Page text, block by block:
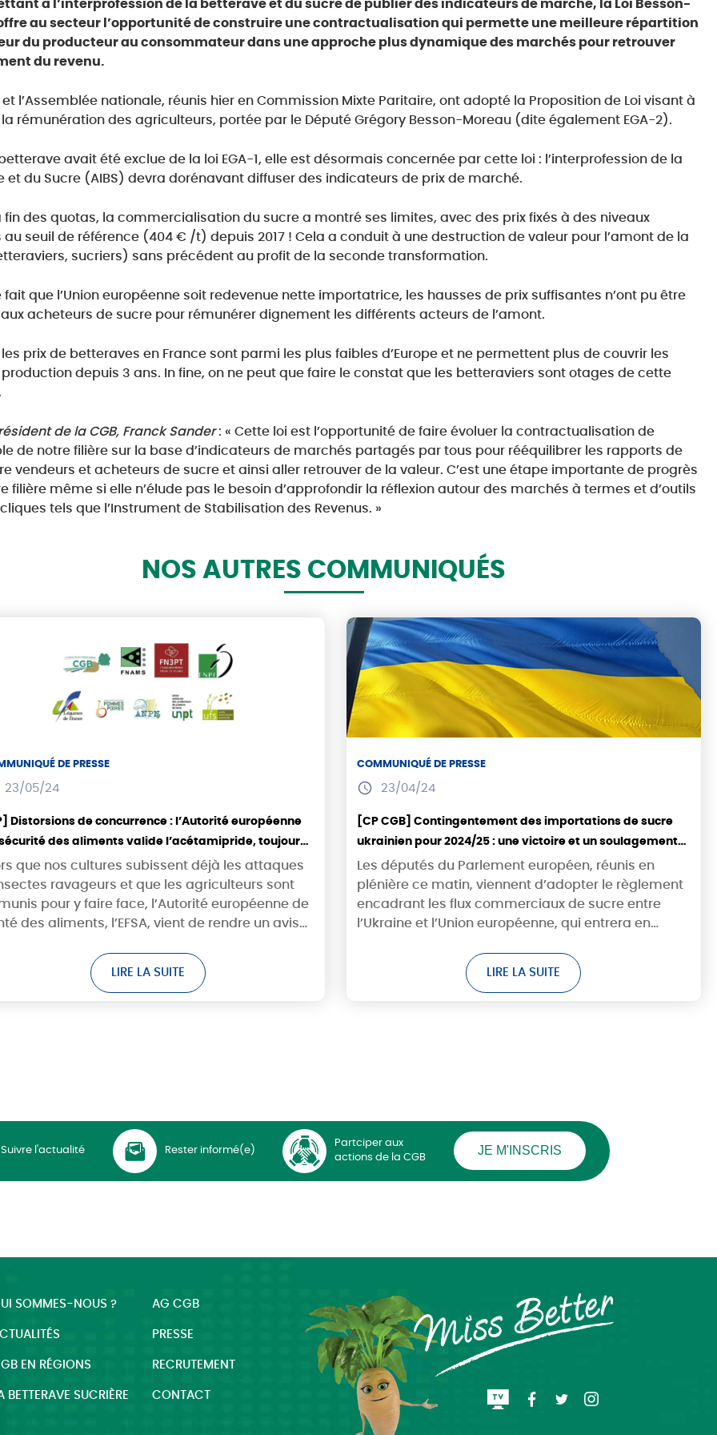
à l’interprofession de la betterave et du sucre de publier des indicateurs de marché, la Loi Besson-
au secteur l’opportunité de construire une contractualisation qui permette une meilleure répartition
du producteur au consommateur dans une approche plus dynamique des marchés pour retrouver
du revenu.
et l’Assemblée nationale, réunis hier en Commission Mixte Paritaire, ont adopté la Proposition de Loi visant à
rémunération des agriculteurs, portée par le Député Grégory Besson-Moreau (dite également EGA-2).
avait été exclue de la loi EGA-1, elle est désormais concernée par cette loi : l’interprofession de la
et du Sucre (AIBS) devra dorénavant diffuser des indicateurs de prix de marché.
fin des quotas, la commercialisation du sucre a montré ses limites, avec des prix fixés à des niveaux
au seuil de référence (404 € /t) depuis 2017 ! Cela a conduit à une destruction de valeur pour l’amont de la
sucriers) sans précédent au profit de la seconde transformation.
fait que l’Union européenne soit redevenue nette importatrice, les hausses de prix suffisantes n’ont pu être
acheteurs de sucre pour rémunérer dignement les différents acteurs de l’amont.
les prix de betteraves en France sont parmi les plus faibles d’Europe et ne permettent plus de couvrir les
depuis 3 ans. In fine, on ne peut que faire le constat que les betteraviers sont otages de cette
de la CGB, Franck Sander: « Cette loi est l’opportunité de faire évoluer la contractualisation de
de notre filière sur la base d’indicateurs de marchés partagés par tous pour rééquilibrer les rapports de
vendeurs et acheteurs de sucre et ainsi aller retrouver de la valeur. C’est une étape importante de progrès
filière même si elle n’élude pas le besoin d’approfondir la réflexion autour des marchés à termes et d’outils
tels que l’Instrument de Stabilisation des Revenus. »
NOS AUTRES COMMUNIQUÉS
DE PRESSE
23/05/24
Distorsions de concurrence : l’Autorité européenne
des aliments valide l’acétamipride, toujours
en France
que nos cultures subissent déjà les attaques
ravageurs et que les agriculteurs sont
pour y faire face, l’Autorité européenne de
des aliments, l’EFSA, vient de rendre un avis
LIRE LA SUITE
COMMUNIQUÉ DE PRESSE
23/04/24
[CP CGB] Contingentement des importations de sucre
ukrainien pour 2024/25 : une victoire et un soulagement
pour la filière européenne du sucre
Les députés du Parlement européen, réunis en
plénière ce matin, viennent d’adopter le règlement
encadrant les flux commerciaux de sucre entre
l’Ukraine et l’Union européenne, qui entrera en
LIRE LA SUITE
Suivre l'actualité Rester informé(e)
Partciper aux
actions de la CGB
JE M'INSCRIS
SOMMES-NOUS ?
EN RÉGIONS
BETTERAVE SUCRIÈRE
AG CGB
PRESSE
RECRUTEMENT
CONTACT